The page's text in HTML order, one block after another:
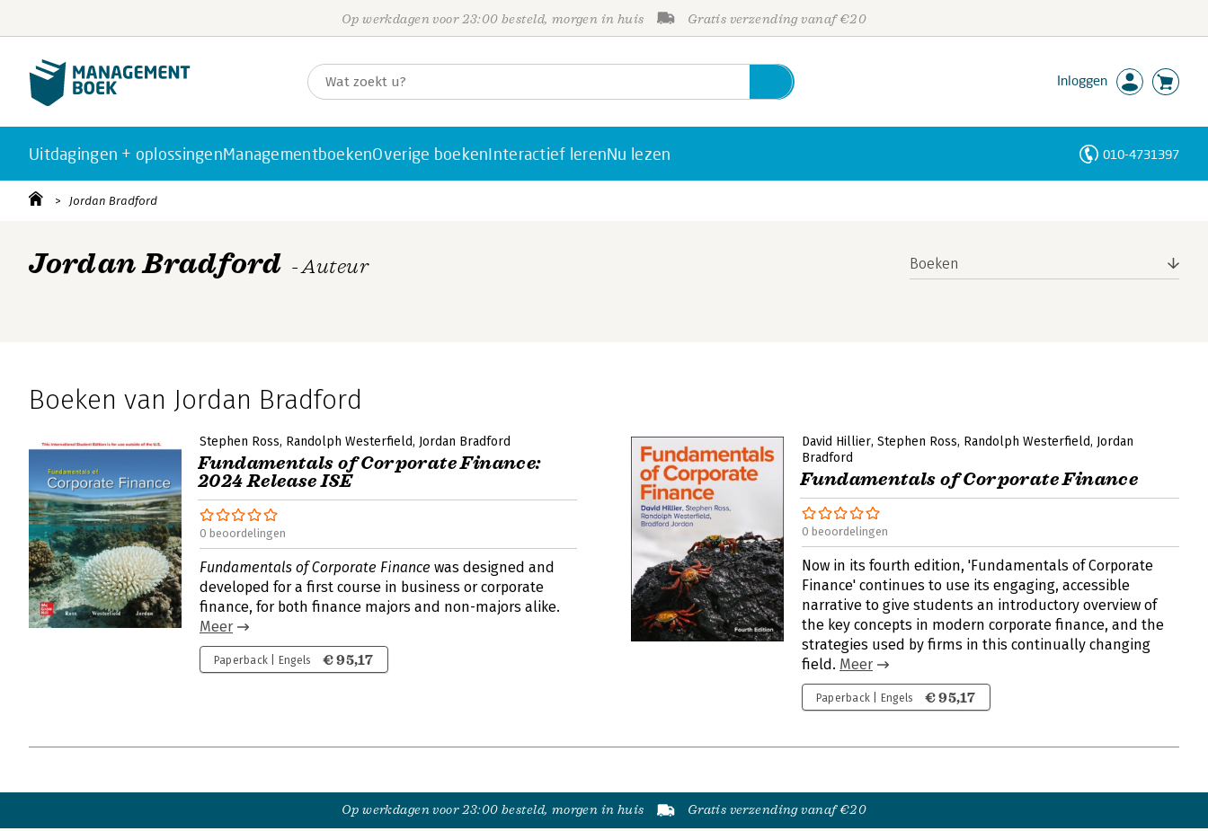
Op werkdagen voor 23:00 besteld, morgen in huis Gratis verzending vanaf €20
Inloggen
Uitdagingen + oplossingenManagementboekenOverige boekenInteractief lerenNu lezen 010-4731397
Jordan Bradford
Jordan Bradford - Auteur Boeken
Boeken van Jordan Bradford
Stephen Ross Randolph Westerfield Jordan Bradford
Fundamentals of Corporate Finance:
2024 Release ISE
0 beoordelingen
Fundamentals of Corporate Finance was designed and
developed for a first course in business or corporate
finance, for both finance majors and non-majors alike.
Meer
Paperback | Engels € 95,17
David Hillier Stephen Ross Randolph Westerfield Jordan
Bradford
Fundamentals of Corporate Finance
0 beoordelingen
Now in its fourth edition, 'Fundamentals of Corporate
Finance' continues to use its engaging, accessible
narrative to give students an introductory overview of
the key concepts in modern corporate finance, and the
strategies used by firms in this continually changing
field. Meer
Paperback | Engels € 95,17
Op werkdagen voor 23:00 besteld, morgen in huis Gratis verzending vanaf €20
Personen